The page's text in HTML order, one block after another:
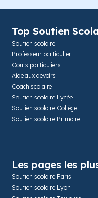
Top Soutien
Soutien scolaire
Professeur particulier
Cours particuliers
Aide aux devoirs
Coach scolaire
Soutien scolaire Lycée
Soutien scolaire Collège
Soutien scolaire Primaire
Les pages les
Soutien scolaire Paris
Soutien scolaire Lyon